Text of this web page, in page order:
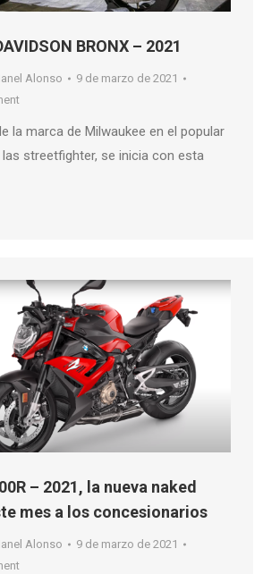
BRONX – 2021
Alonso
9 de marzo de 2021
la marca de Milwaukee en el popular
streetfighter, se inicia con esta
– 2021, la nueva naked
mes a los concesionarios
Alonso
9 de marzo de 2021